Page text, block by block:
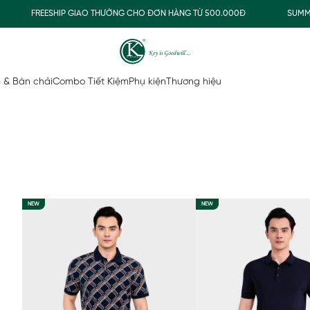
FREESHIP GIAO THƯỜNG CHO ĐƠN HÀNG TỪ 500.000Đ SUMMER
& Bàn chảiCombo Tiết KiệmPhụ kiện Thương hiệu
NEW NEW